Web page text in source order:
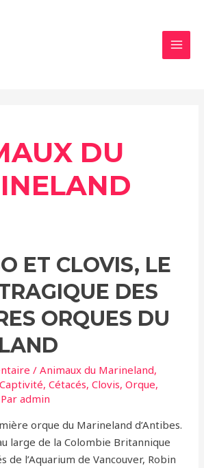
DU
ET CLOVIS, LE
DES
ORQUES DU
/Animaux du Marineland,
Captivité,Cétacés,Clovis,Orque,
admin
orque du Marineland d’Antibes.
large de la Colombie Britannique
de l’Aquarium de Vancouver, Robin